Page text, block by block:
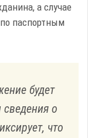
а случае
паспортным
будет
о
что